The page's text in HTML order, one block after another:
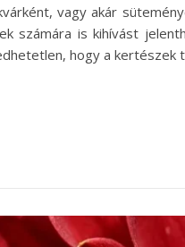
vagy akár
számára is kihívást
hogy a